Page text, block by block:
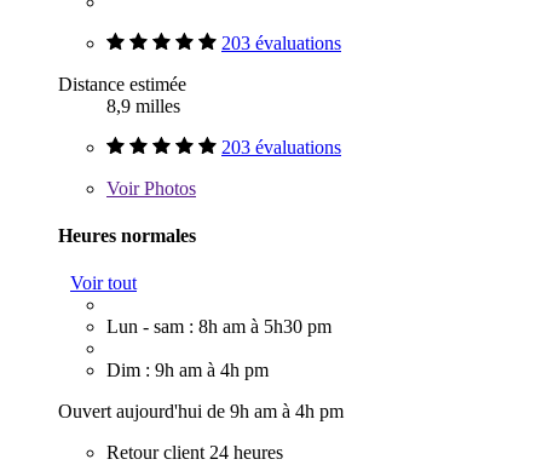
203 évaluations
Distance estimée
8,9 milles
203 évaluations
VoirPhotos
Heures normales
Voir tout
Lun - sam : 8h am à 5h30 pm
Dim : 9h am à 4h pm
Ouvert aujourd'hui de 9h am à 4h pm
Retour client 24 heures